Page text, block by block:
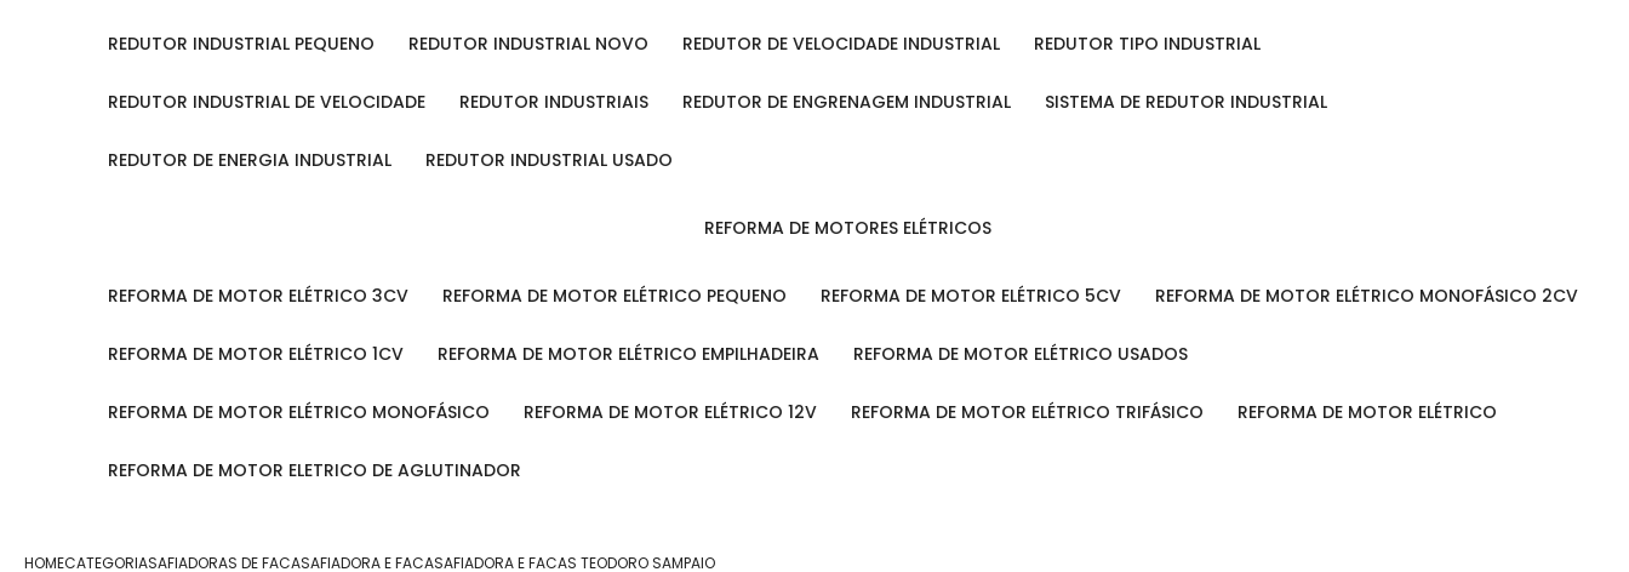
REDUTOR INDUSTRIAL PEQUENO REDUTOR INDUSTRIAL NOVO REDUTOR DE VELOCIDADE INDUSTRIAL REDUTOR TIPO INDUSTRIAL
REDUTOR INDUSTRIAL DE VELOCIDADE REDUTOR INDUSTRIAIS REDUTOR DE ENGRENAGEM INDUSTRIAL SISTEMA DE REDUTOR INDUSTRIAL
REDUTOR DE ENERGIA INDUSTRIAL REDUTOR INDUSTRIAL USADO
REFORMA DE MOTORES ELÉTRICOS
REFORMA DE MOTOR ELÉTRICO 3CV REFORMA DE MOTOR ELÉTRICO PEQUENO REFORMA DE MOTOR ELÉTRICO 5CV REFORMA DE MOTOR ELÉTRICO MONOFÁSICO 2CV
REFORMA DE MOTOR ELÉTRICO 1CV REFORMA DE MOTOR ELÉTRICO EMPILHADEIRA REFORMA DE MOTOR ELÉTRICO USADOS
REFORMA DE MOTOR ELÉTRICO MONOFÁSICO REFORMA DE MOTOR ELÉTRICO 12V REFORMA DE MOTOR ELÉTRICO TRIFÁSICO REFORMA DE MOTOR ELÉTRICO
REFORMA DE MOTOR ELETRICO DE AGLUTINADOR
HOMECATEGORIASAFIADORAS DE FACASAFIADORA E FACASAFIADORA E FACAS TEODORO SAMPAIO